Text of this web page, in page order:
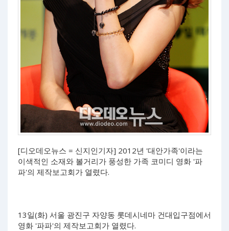
[디오데오뉴스 = 신지인기자] 2012년 '대안가족'이라는
이색적인 소재와 볼거리가 풍성한 가족 코미디 영화 '파
파'의 제작보고회가 열렸다.
13일(화) 서울 광진구 자양동 롯데시네마 건대입구점에서
영화 '파파'의 제작보고회가 열렸다.